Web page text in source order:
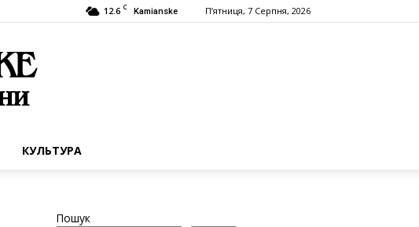
12.6 C Kamianske П’ятниця, 7 Серпня, 2026
КУЛЬТУРА
Пошук